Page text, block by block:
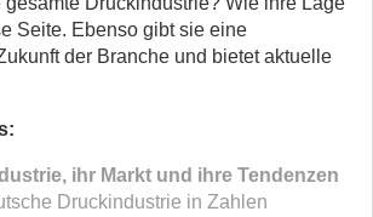
Seite. Ebenso gibt sie eine
der Branche und bietet aktuelle
ihr Markt und ihre Tendenzen
Druckindustrie in Zahlen